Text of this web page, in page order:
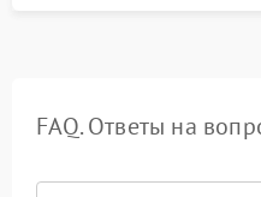
FAQ. Ответы на